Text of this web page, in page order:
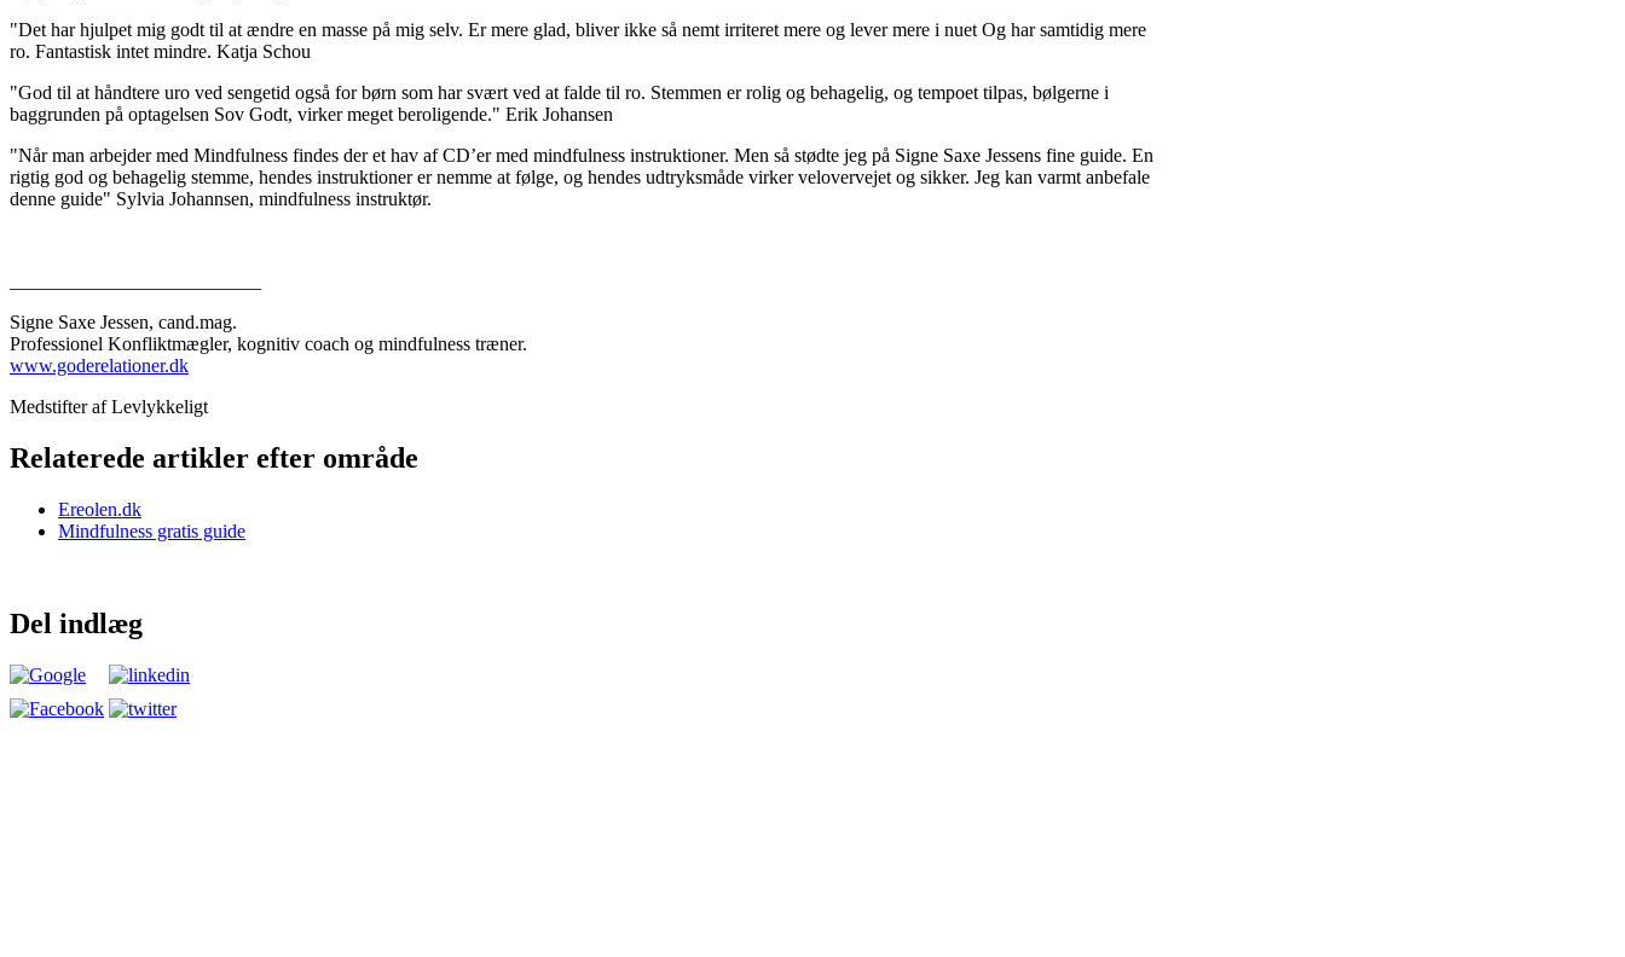
"Det har hjulpet mig godt til at ændre en masse på mig selv. Er mere glad, bliver ikke så nemt irriteret mere og lever mere i nuet Og har samtidig mere
ro. Fantastisk intet mindre. Katja Schou
"God til at håndtere uro ved sengetid også for børn som har svært ved at falde til ro. Stemmen er rolig og behagelig, og tempoet tilpas, bølgerne i
baggrunden på optagelsen Sov Godt, virker meget beroligende." Erik Johansen
"Når man arbejder med Mindfulness findes der et hav af CD’er med mindfulness instruktioner. Men så stødte jeg på Signe Saxe Jessens fine guide. En
rigtig god og behagelig stemme, hendes instruktioner er nemme at følge, og hendes udtryksmåde virker velovervejet og sikker. Jeg kan varmt anbefale
denne guide" Sylvia Johannsen, mindfulness instruktør.
Signe Saxe Jessen, cand.mag.
Professionel Konfliktmægler, kognitiv coach og mindfulness træner.
www.goderelationer.dk
Medstifter af Levlykkeligt
Relaterede artikler efter område
Ereolen.dk
Mindfulness gratis guide
Del indlæg